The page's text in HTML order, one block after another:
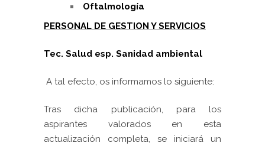
Oftalmología
PERSONAL DE GESTION Y SERVICIOS
Tec. Salud esp. Sanidad ambiental
A tal efecto, os informamos lo siguiente:
Tras dicha publicación, para los
aspirantes valorados en esta
actualización completa, se iniciará un